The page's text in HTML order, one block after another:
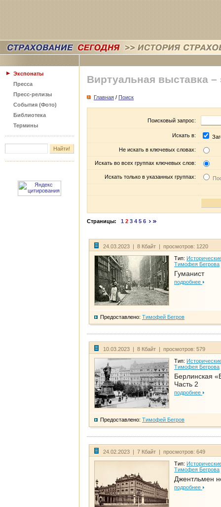
Экспонаты
Пресса
Пресс-релизы
События (Фото)
Библиотека
Термины
Виртуальная выставка –
Главная / Поиск
Поисковый запрос:
Искать в:
Не искать в ключевых словах:
Искать во всех группах ключевых слов:
Искать только в указанных группах:
Страницы: 1 2 3 4 5 6
24.03.2023 | 8 Кбайт | просмотров: 1220
Тип:
Тимофея Бегрова
Гуманист
подробнее
Предоставлено: Тимофей Бегров
10.03.2023 | 8 Кбайт | просмотров: 579
Тип:
Тимофея Бегрова
Берлинская
Часть 2
подробнее
Предоставлено: Тимофей Бегров
24.02.2023 | 7 Кбайт | просмотров: 649
Тип:
Тимофея Бегрова
Джентльмен
подробнее